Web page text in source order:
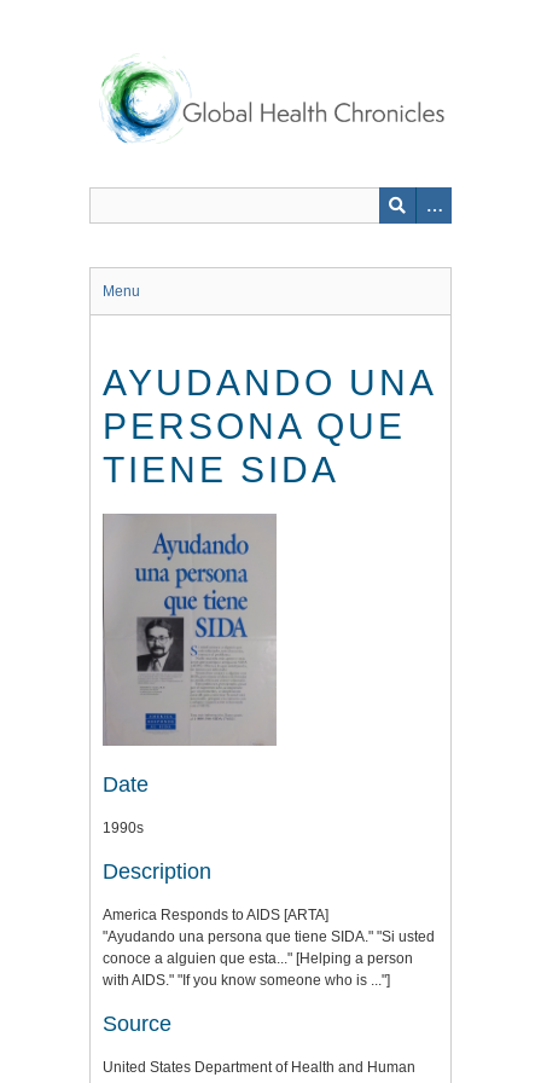
Menu
AYUDANDO UNA
PERSONA QUE
TIENE SIDA
Date
1990s
Description
America Responds to AIDS [ARTA]
"Ayudando una persona que tiene SIDA." "Si usted
conoce a alguien que esta..." [Helping a person
with AIDS." "If you know someone who is ..."]
Source
United States Department of Health and Human